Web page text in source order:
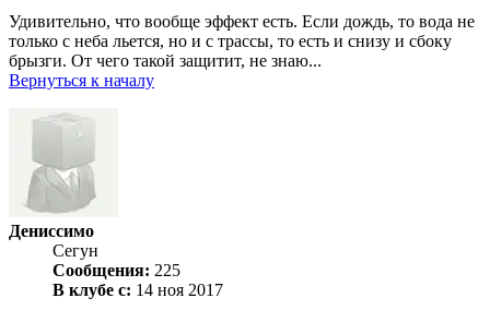
Удивительно, что вообще эффект есть. Если дождь, то вода не
только с неба льется, но и с трассы, то есть и снизу и сбоку
брызги. От чего такой защитит, не знаю...
Вернуться к началу
Дениссимо
Сегун
Сообщения: 225
В клубе с: 14 ноя 2017